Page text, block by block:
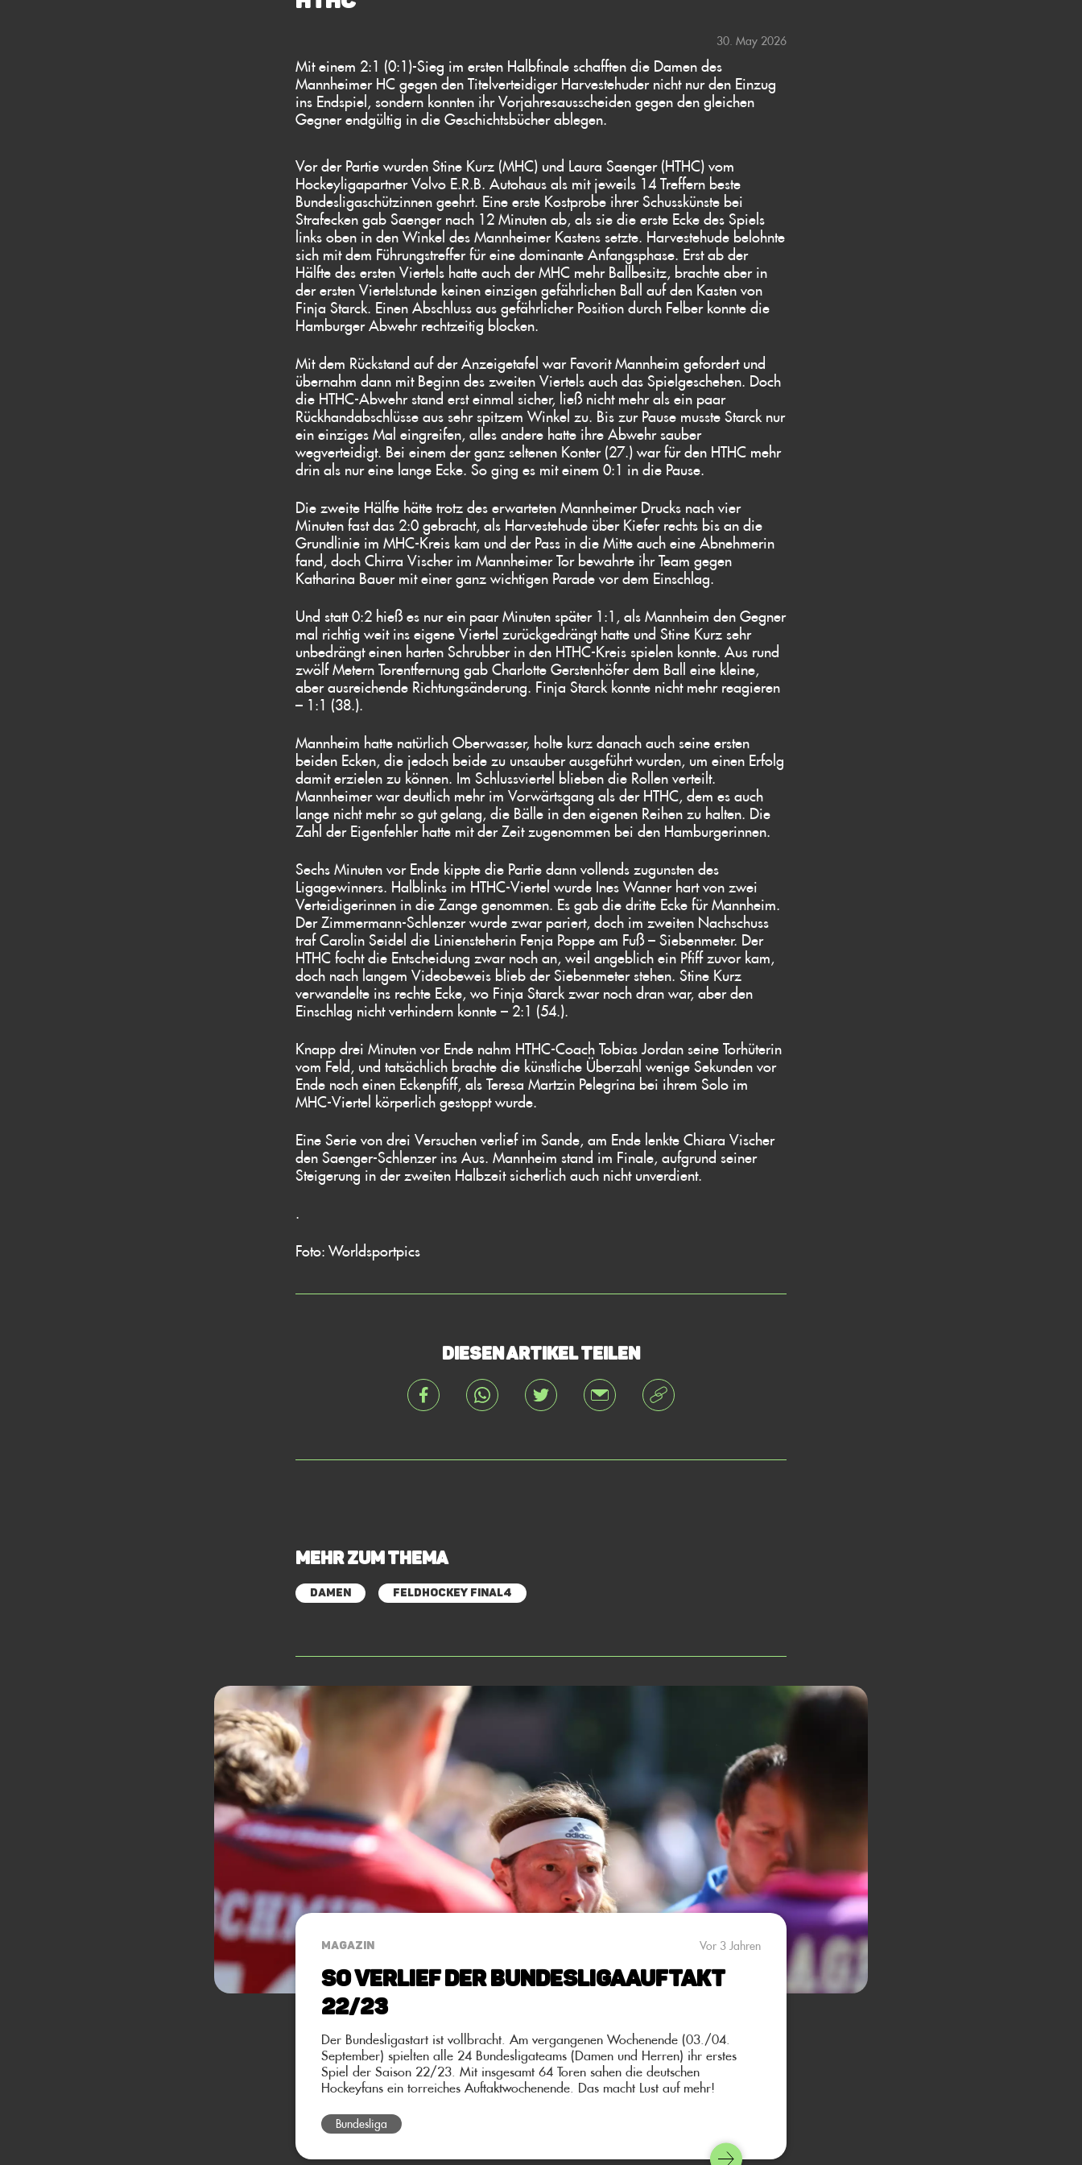
30. May 2026
Mit einem 2:1 (0:1)-Sieg im ersten Halbfinale schafften die Damen des
Mannheimer HC gegen den Titelverteidiger Harvestehuder nicht nur den Einzug
ins Endspiel, sondern konnten ihr Vorjahresausscheiden gegen den gleichen
Gegner endgültig in die Geschichtsbücher ablegen.
Vor der Partie wurden Stine Kurz (MHC) und Laura Saenger (HTHC) vom
Hockeyligapartner Volvo E.R.B. Autohaus als mit jeweils 14 Treffern beste
Bundesligaschützinnen geehrt. Eine erste Kostprobe ihrer Schusskünste bei
Strafecken gab Saenger nach 12 Minuten ab, als sie die erste Ecke des Spiels
links oben in den Winkel des Mannheimer Kastens setzte. Harvestehude belohnte
sich mit dem Führungstreffer für eine dominante Anfangsphase. Erst ab der
Hälfte des ersten Viertels hatte auch der MHC mehr Ballbesitz, brachte aber in
der ersten Viertelstunde keinen einzigen gefährlichen Ball auf den Kasten von
Finja Starck. Einen Abschluss aus gefährlicher Position durch Felber konnte die
Hamburger Abwehr rechtzeitig blocken.
Mit dem Rückstand auf der Anzeigetafel war Favorit Mannheim gefordert und
übernahm dann mit Beginn des zweiten Viertels auch das Spielgeschehen. Doch
die HTHC-Abwehr stand erst einmal sicher, ließ nicht mehr als ein paar
Rückhandabschlüsse aus sehr spitzem Winkel zu. Bis zur Pause musste Starck nur
ein einziges Mal eingreifen, alles andere hatte ihre Abwehr sauber
wegverteidigt. Bei einem der ganz seltenen Konter (27.) war für den HTHC mehr
drin als nur eine lange Ecke. So ging es mit einem 0:1 in die Pause.
Die zweite Hälfte hätte trotz des erwarteten Mannheimer Drucks nach vier
Minuten fast das 2:0 gebracht, als Harvestehude über Kiefer rechts bis an die
Grundlinie im MHC-Kreis kam und der Pass in die Mitte auch eine Abnehmerin
fand, doch Chirra Vischer im Mannheimer Tor bewahrte ihr Team gegen
Katharina Bauer mit einer ganz wichtigen Parade vor dem Einschlag.
Und statt 0:2 hieß es nur ein paar Minuten später 1:1, als Mannheim den Gegner
mal richtig weit ins eigene Viertel zurückgedrängt hatte und Stine Kurz sehr
unbedrängt einen harten Schrubber in den HTHC-Kreis spielen konnte. Aus rund
zwölf Metern Torentfernung gab Charlotte Gerstenhöfer dem Ball eine kleine,
aber ausreichende Richtungsänderung. Finja Starck konnte nicht mehr reagieren
– 1:1 (38.).
Mannheim hatte natürlich Oberwasser, holte kurz danach auch seine ersten
beiden Ecken, die jedoch beide zu unsauber ausgeführt wurden, um einen Erfolg
damit erzielen zu können. Im Schlussviertel blieben die Rollen verteilt.
Mannheimer war deutlich mehr im Vorwärtsgang als der HTHC, dem es auch
lange nicht mehr so gut gelang, die Bälle in den eigenen Reihen zu halten. Die
Zahl der Eigenfehler hatte mit der Zeit zugenommen bei den Hamburgerinnen.
Sechs Minuten vor Ende kippte die Partie dann vollends zugunsten des
Ligagewinners. Halblinks im HTHC-Viertel wurde Ines Wanner hart von zwei
Verteidigerinnen in die Zange genommen. Es gab die dritte Ecke für Mannheim.
Der Zimmermann-Schlenzer wurde zwar pariert, doch im zweiten Nachschuss
traf Carolin Seidel die Liniensteherin Fenja Poppe am Fuß – Siebenmeter. Der
HTHC focht die Entscheidung zwar noch an, weil angeblich ein Pfiff zuvor kam,
doch nach langem Videobeweis blieb der Siebenmeter stehen. Stine Kurz
verwandelte ins rechte Ecke, wo Finja Starck zwar noch dran war, aber den
Einschlag nicht verhindern konnte – 2:1 (54.).
Knapp drei Minuten vor Ende nahm HTHC-Coach Tobias Jordan seine Torhüterin
vom Feld, und tatsächlich brachte die künstliche Überzahl wenige Sekunden vor
Ende noch einen Eckenpfiff, als Teresa Martzin Pelegrina bei ihrem Solo im
MHC-Viertel körperlich gestoppt wurde.
Eine Serie von drei Versuchen verlief im Sande, am Ende lenkte Chiara Vischer
den Saenger-Schlenzer ins Aus. Mannheim stand im Finale, aufgrund seiner
Steigerung in der zweiten Halbzeit sicherlich auch nicht unverdient.
.
Foto: Worldsportpics
Diesen Artikel teilen
Mehr zum Thema
Damen Feldhockey Final4
MAGAZIN Vor 3 Jahren
So verlief der Bundesligaauftakt
22/23
Der Bundesligastart ist vollbracht. Am vergangenen Wochenende (03./04.
September) spielten alle 24 Bundesligateams (Damen und Herren) ihr erstes
Spiel der Saison 22/23. Mit insgesamt 64 Toren sahen die deutschen
Hockeyfans ein torreiches Auftaktwochenende. Das macht Lust auf mehr!
Bundesliga